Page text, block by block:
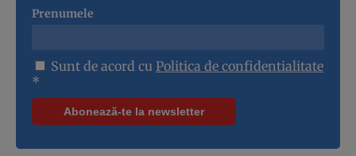
Prenumele
Sunt de acord cu Politica de confidentialitate
*